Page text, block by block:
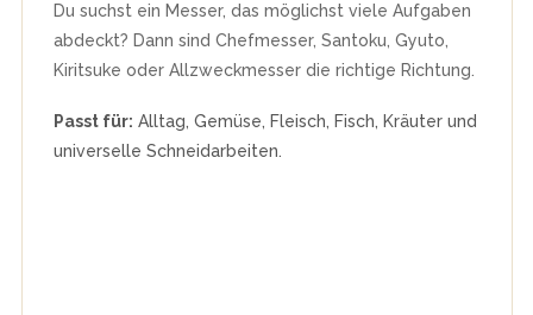
Du suchst ein Messer, das möglichst viele Aufgaben
abdeckt? Dann sind Chefmesser, Santoku, Gyuto,
Kiritsuke oder Allzweckmesser die richtige Richtung.
Passt für: Alltag, Gemüse, Fleisch, Fisch, Kräuter und
universelle Schneidarbeiten.